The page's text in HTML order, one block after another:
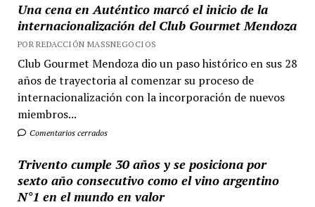
Una cena en Auténtico marcó el inicio de la
internacionalización del Club Gourmet Mendoza
POR REDACCIÓN MASSNEGOCIOS
Club Gourmet Mendoza dio un paso histórico en sus 28
años de trayectoria al comenzar su proceso de
internacionalización con la incorporación de nuevos
miembros...
Comentarios cerrados
Trivento cumple 30 años y se posiciona por
sexto año consecutivo como el vino argentino
N°1 en el mundo en valor